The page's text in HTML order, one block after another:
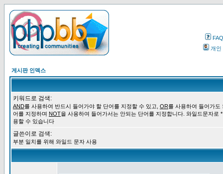
FAQ
개인
게시판 인덱스
키워드로 검색:
AND를 사용하여 반드시 들어가야 할 단어를 지정할 수 있고, OR를 사용하여 들어가도
어를 지정하며 NOT을 사용하여 들어가서는 안되는 단어를 지정합니다. 와일드문자로
용할 수 있습니다
글쓴이로 검색:
부분 일치를 위해 와일드 문자 사용